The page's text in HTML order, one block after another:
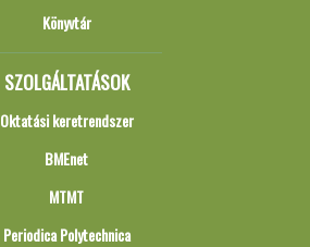
Könyvtár
SZOLGÁLTATÁSOK
Oktatási keretrendszer
BMEnet
MTMT
Periodica Polytechnica